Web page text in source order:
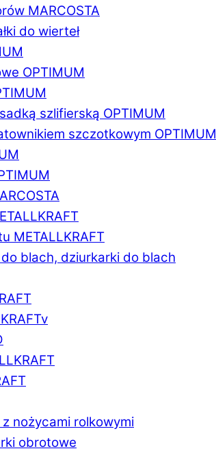
MARCOSTA
do wierteł
OPTIMUM
szlifierską OPTIMUM
szczotkowym OPTIMUM
METALLKRAFT
blach, dziurkarki do blach
nożycami rolkowymi
obrotowe